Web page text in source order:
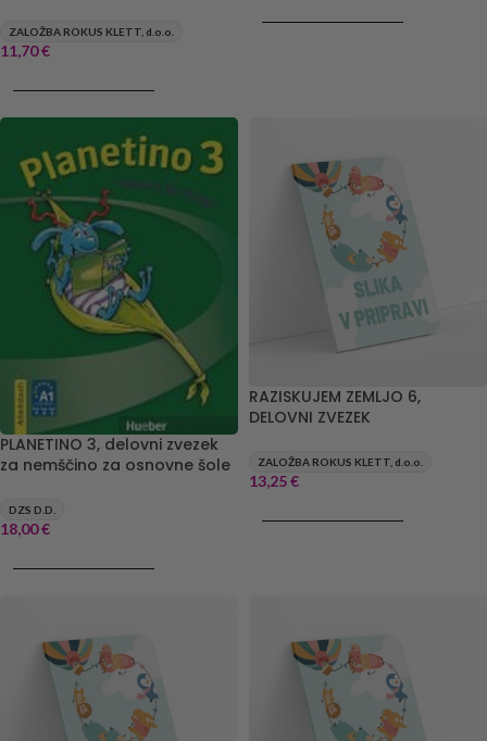
ZALOŽBA ROKUS KLETT, d.o.o.
11,70€
PLANETINO 3, delovni zvezek
za nemščino za osnovne šole
DZS D.D.
18,00€
RAZISKUJEM ZEMLJO 6,
DELOVNI ZVEZEK
ZALOŽBA ROKUS KLETT, d.o.o.
13,25€